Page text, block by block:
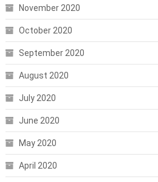
November 2020
October 2020
September 2020
August 2020
July 2020
June 2020
May 2020
April 2020